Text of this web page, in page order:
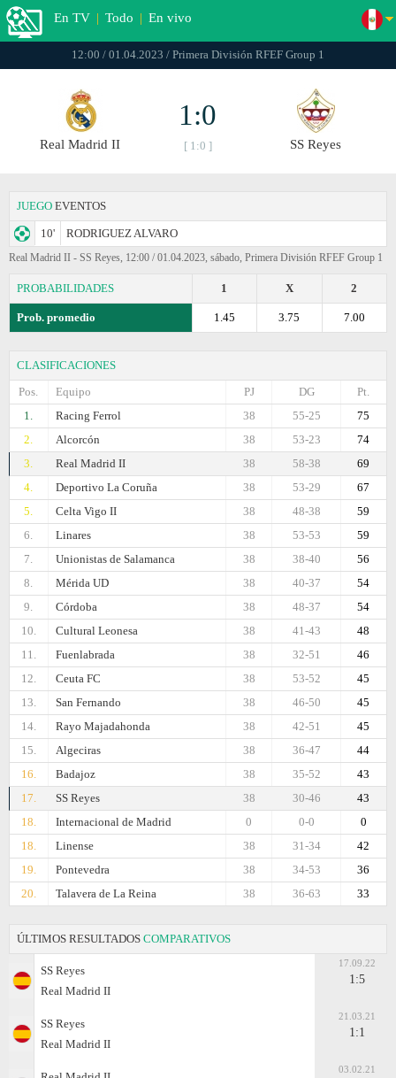
En TV | Todo | En vivo
12:00 / 01.04.2023 / Primera División RFEF Group 1
Real Madrid II
1:0
[ 1:0 ] SS Reyes
JUEGO EVENTOS
10' RODRIGUEZ ALVARO
Real Madrid II - SS Reyes, 12:00 / 01.04.2023, sábado, Primera División RFEF Group 1
PROBABILIDADES 2
X
1
Prob. promedio 7.00
3.75
1.45
CLASIFICACIONES
Pos.
Equipo Pt.
DG
PJ
1.
Racing Ferrol 75
55-25
38
2.
Alcorcón 74
53-23
38
3.
Real Madrid II 69
58-38
38
4.
Deportivo La Coruña 67
53-29
38
5.
Celta Vigo II 59
48-38
38
6.
Linares 59
53-53
38
7.
Unionistas de Salamanca 56
38-40
38
8.
Mérida UD 54
40-37
38
9.
Córdoba 54
48-37
38
10.
Cultural Leonesa 48
41-43
38
11.
Fuenlabrada 46
32-51
38
12.
Ceuta FC 45
53-52
38
13.
San Fernando 45
46-50
38
14.
Rayo Majadahonda 45
42-51
38
15.
Algeciras 44
36-47
38
16.
Badajoz 43
35-52
38
17.
SS Reyes 43
30-46
38
18.
Internacional de Madrid 0
0-0
0
18.
Linense 42
31-34
38
19.
Pontevedra 36
34-53
38
20.
Talavera de La Reina 33
36-63
38
ÚLTIMOS RESULTADOS COMPARATIVOS
SS Reyes
Real Madrid II
17.09.22
1:5
SS Reyes
Real Madrid II
21.03.21
1:1
03.02.21